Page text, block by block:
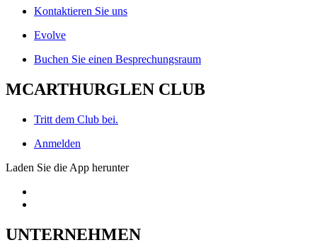
Kontaktieren Sie uns
Evolve
Buchen Sie einen Besprechungsraum
MCARTHURGLEN CLUB
Tritt dem Club bei.
Anmelden
Laden Sie die App herunter
UNTERNEHMEN